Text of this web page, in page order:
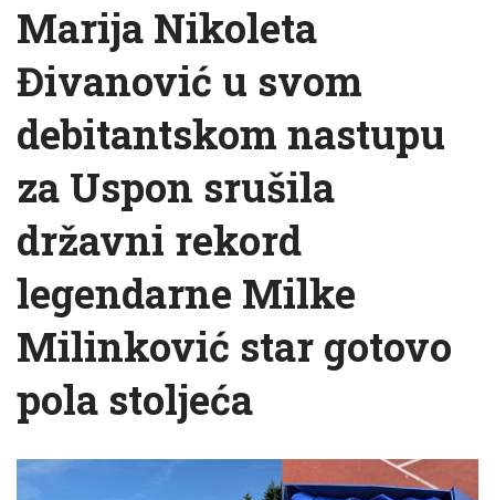
Marija Nikoleta
Đivanović u svom
debitantskom nastupu
za Uspon srušila
državni rekord
legendarne Milke
Milinković star gotovo
pola stoljeća